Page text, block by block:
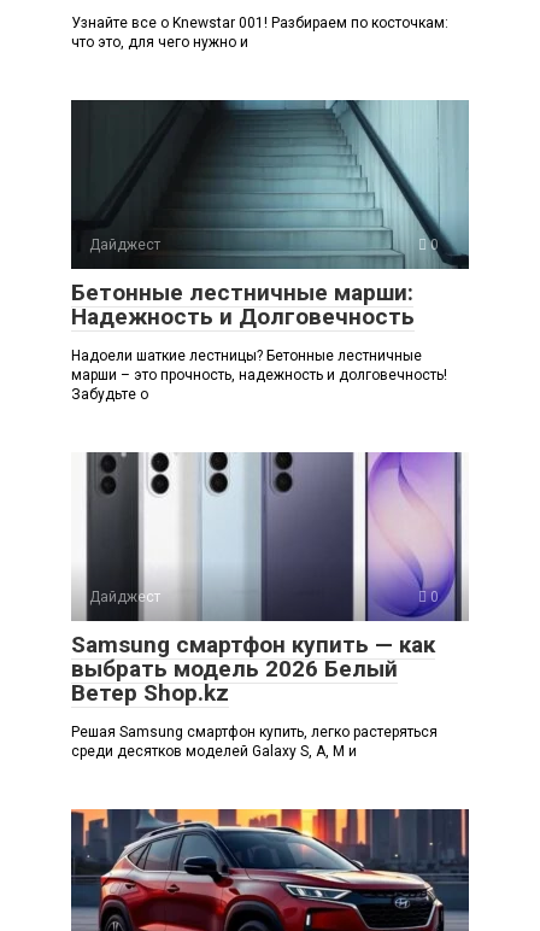
Узнайте все о Knewstar 001! Разбираем по косточкам:
что это, для чего нужно и
Дайджест 0
Бетонные лестничные марши:
Надежность и Долговечность
Надоели шаткие лестницы? Бетонные лестничные
марши – это прочность, надежность и долговечность!
Забудьте о
Дайджест 0
Samsung смартфон купить — как
выбрать модель 2026 Белый
Ветер Shop.kz
Решая Samsung смартфон купить, легко растеряться
среди десятков моделей Galaxy S, A, M и